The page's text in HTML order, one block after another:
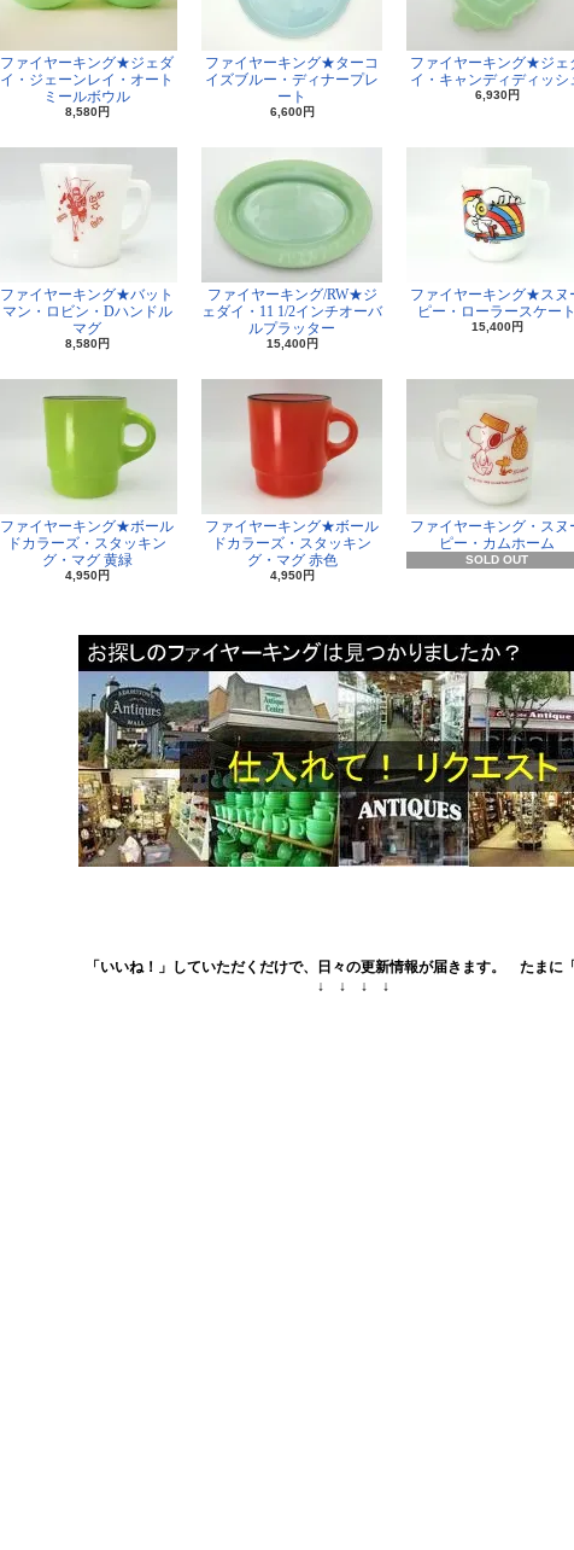
ファイヤーキング★ジェダ
イ・ジェーンレイ・オート
ミールボウル
8,580円
ファイヤーキング★ターコ
イズブルー・ディナープレ
ート
6,600円
ファイヤーキング★ジェ
イ・キャンディディッシ
6,930円
ファイヤーキング★バット
マン・ロビン・Dハンドル
マグ
8,580円
ファイヤーキング/RW★ジ
ェダイ・11 1/2インチオーバ
ルプラッター
15,400円
ファイヤーキング★スヌ
ピー・ローラースケート
15,400円
ファイヤーキング★ボール
ドカラーズ・スタッキン
グ・マグ 黄緑
4,950円
ファイヤーキング★ボール
ドカラーズ・スタッキン
グ・マグ 赤色
4,950円
ファイヤーキング・スヌ
ピー・カムホーム
SOLD OUT
「いいね！」していただくだけで、日々の更新情報が届きます。 たまに
↓ ↓ ↓ ↓